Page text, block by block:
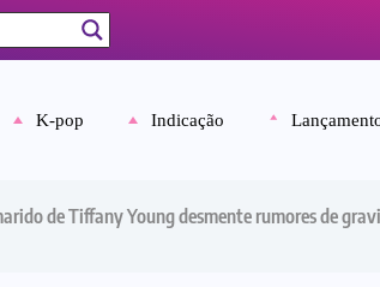
K-pop Indicação
de Tiffany Young desmente rumores de